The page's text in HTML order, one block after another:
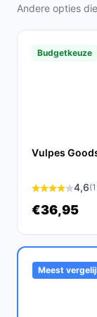
frequent
Met
Icon Clear 70
Is dit geschikt
babyfoon zeer
babyunit goed
babyfoons?
De LUVION®
Andere opties
Budgetkeuze
Vulpes
4,6
€36,95
Meest